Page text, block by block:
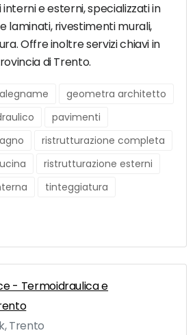
e esterni, specializzati in
laminati, rivestimenti murali,
Offre inoltre servizi chiavi in
di Trento.
geometra architetto
pavimenti
ristrutturazione completa
ristrutturazione esterni
tinteggiatura
- Termoidraulica e
Trento